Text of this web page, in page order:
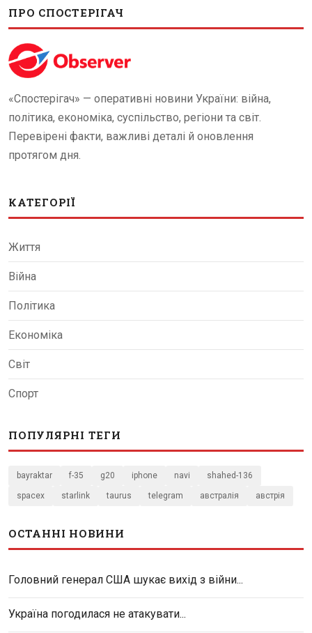
ПРО СПОСТЕРІГАЧ
«Спостерігач» — оперативні новини України: війна,
політика, економіка, суспільство, регіони та світ.
Перевірені факти, важливі деталі й оновлення
протягом дня.
КАТЕГОРІЇ
Життя
Війна
Політика
Економіка
Світ
Спорт
ПОПУЛЯРНІ ТЕГИ
bayraktar f-35 g20 iphone navi shahed-136
spacex starlink taurus telegram австралія австрія
ОСТАННІ НОВИНИ
Головний генерал США шукає вихід з війни...
Україна погодилася не атакувати...